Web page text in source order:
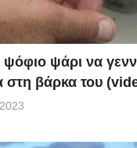
ψάρι να
στη βάρκα του